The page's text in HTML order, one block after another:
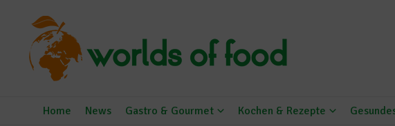
Home News Gastro & Gourmet Kochen & Rezepte